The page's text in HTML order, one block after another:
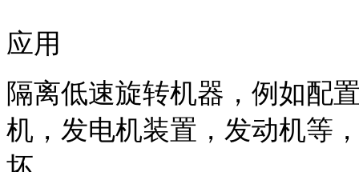
应用
隔离低速旋转机器 ， 例 如配
机，发电机装置 ，发动机等